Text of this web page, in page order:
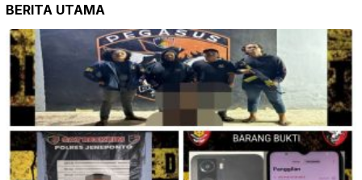
BERITA UTAMA